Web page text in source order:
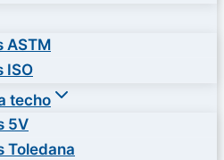
ASTM
ISO
techo
5V
Toledana